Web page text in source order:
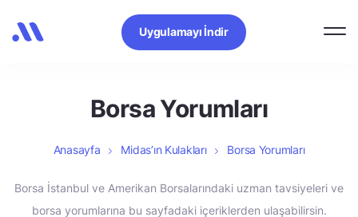
Uygulamayı İndir
Borsa Yorumları
Anasayfa Midas’ın Kulakları Borsa Yorumları
Borsa İstanbul ve Amerikan Borsalarındaki uzman tavsiyeleri ve
borsa yorumlarına bu sayfadaki içeriklerden ulaşabilirsin.